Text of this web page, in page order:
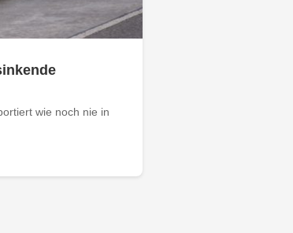
wie noch nie in